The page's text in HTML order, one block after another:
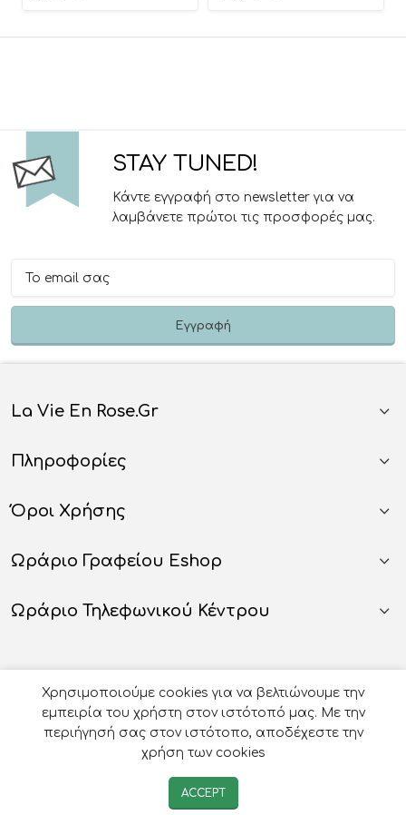
STAY TUNED!
Κάντε εγγραφή στο newsletter για να
λαμβάνετε πρώτοι τις προσφορές μας.
La Vie En Rose.gr
Πληροφορίες
Όροι Χρήσης
Ωράριο Γραφείου Eshop
Ωράριο Τηλεφωνικού Κέντρου
Οργάνωση Γάμου Βάπτισης - La Vie en Rose
Developed by e-avenue
Χρησιμοποιούμε cookies για να βελτιώνουμε την
εμπειρία του χρήστη στον ιστότοπό μας. Με την
περιήγησή σας στον ιστότοπο, αποδέχεστε την
χρήση των cookies
ACCEPT